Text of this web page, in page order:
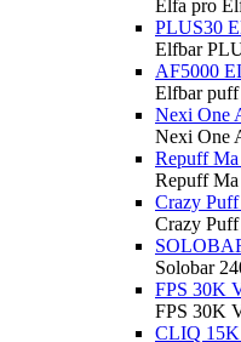
Elfa pro
PLUS30
Elfbar
AF5000
Elfbar puff
Nexi One
Nexi One
Repuff Ma
Repuff Ma
Crazy
Crazy
Solobar
FPS 30K
FPS 30K
CLIQ